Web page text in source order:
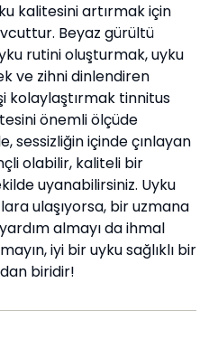
kalitesini artırmak için
Beyaz gürültü
rutini oluşturmak, uyku
ve zihni dinlendiren
kolaylaştırmak tinnitus
önemli ölçüde
sessizliğin içinde çınlayan
olabilir, kaliteli bir
uyanabilirsiniz. Uyku
ulaşıyorsa, bir uzmana
almayı da ihmal
iyi bir uyku sağlıklı bir
biridir!